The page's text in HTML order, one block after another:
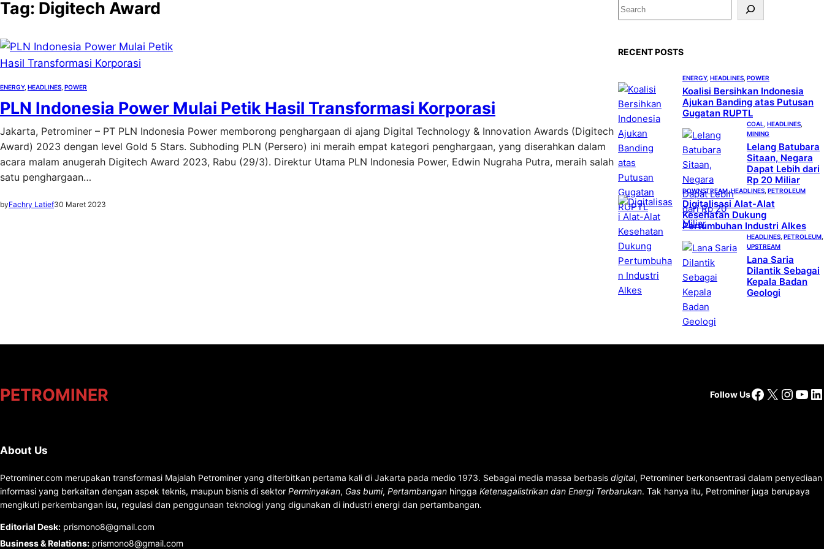
Tag: Digitech Award
ENERGY, HEADLINES POWER
PLN Indonesia Power Mulai Petik Hasil Transformasi Korporasi
Jakarta, Petrominer – PT PLN Indonesia Power memborong penghargaan di ajang Digital Technology & Innovation Awards (Digitech
Award) 2023 dengan level Gold 5 Stars. Subhoding PLN (Persero) ini meraih empat kategori penghargaan, yang diserahkan dalam
acara malam anugerah Digitech Award 2023, Rabu (29/3). Direktur Utama PLN Indonesia Power, Edwin Nugraha Putra, meraih salah
satu penghargaan…
byFachry Latief30 Maret 2023
S
e
r
h
RECENT POSTS
ENERGY, HEADLINES POWER
Koalisi Bersihkan Indonesia
Ajukan Banding atas Putusan
Gugatan RUPTL
COAL HEADLINES
MINING
Lelang Batubara
Sitaan, Negara
Dapat Lebih dari
Rp 20 Miliar
DOWNSTREAM, HEADLINES PETROLEUM
Digitalisasi Alat-Alat
Kesehatan Dukung
Pertumbuhan Industri Alkes
HEADLINES PETROLEUM
UPSTREAM
Lana Saria
Dilantik Sebagai
Kepala Badan
Geologi
PETROMINER Follow UsFacebook
X
About Us
Petrominer.com merupakan transformasi Majalah Petrominer yang diterbitkan pertama kali di Jakarta pada medio 1973. Sebagai media massa berbasis digital, Petrominer berkonsentrasi dalam penyediaan
informasi yang berkaitan dengan aspek teknis, maupun bisnis di sektor Perminyakan, Gas bumi, Pertambangan hingga Ketenagalistrikan dan Energi Terbarukan. Tak hanya itu, Petrominer juga berupaya
mengikuti perkembangan isu, regulasi dan penggunaan teknologi yang digunakan di industri energi dan pertambangan.
Editorial Desk: prismono8@gmail.com
Business & Relations: prismono8@gmail.com